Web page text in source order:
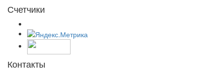
Счетчики
Контакты